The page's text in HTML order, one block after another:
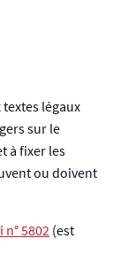
légaux
sur le
à fixer les
ou doivent
5802 (est